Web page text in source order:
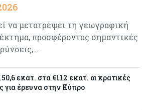
διχάζει αναλυτές και αγορά
να μετατρέψει τη γεωγραφική
προσφέροντας σημαντικές
εκατ. στα €112 εκατ. οι κρατικές
για έρευνα στην Κύπρο